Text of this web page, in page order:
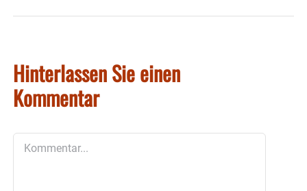
Hinterlassen Sie einen
Kommentar